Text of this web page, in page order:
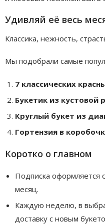
Удивляй её весь
Классика, нежность,
Мы подобрали самые
7 классических
Букетик из кустовой
Круглый букет из
Гортензия в
Коротко о главном
Подписка оформляется
месяц.
Каждую неделю, в
доставку с новым